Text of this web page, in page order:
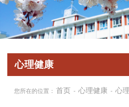
心理健康
您所在的位置： 首页 - 心理健康 - 心